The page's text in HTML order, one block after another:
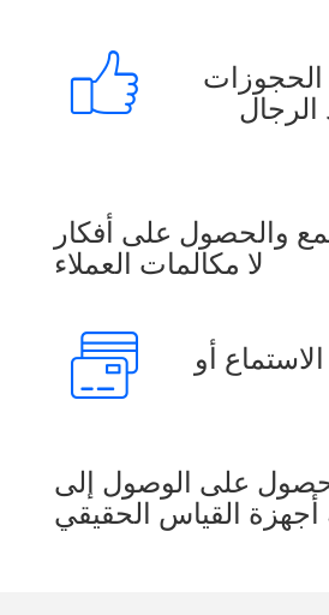
الرجال
والحصول على أفكار
لا مكالمات العملاء
أو
على الوصول إلى
أجهزة القياس الحقيقي